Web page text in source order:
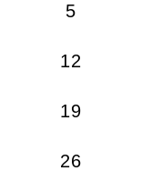
5
12
19
26